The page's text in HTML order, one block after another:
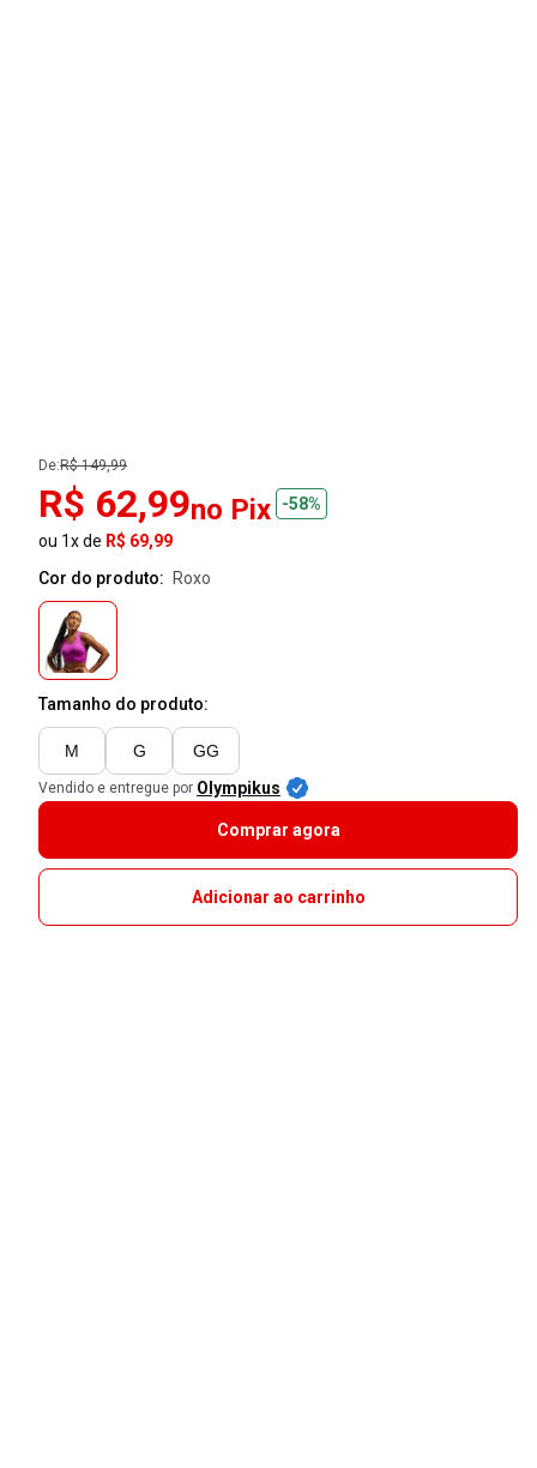
De:R$ 149,99
R$ 62,99no Pix
-58%
ou 1x de R$ 69,99
Cor do produto:
roxo
Tamanho do produto:
M G GG
Vendido e entregue por Olympikus
Comprar agora
Adicionar ao carrinho